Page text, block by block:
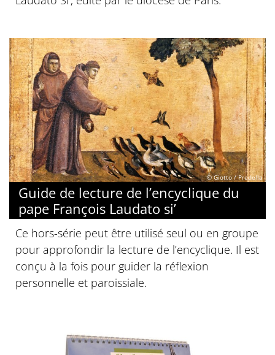
© Giotto / Predella
Guide de lecture de l’encyclique du
pape François Laudato si’
Ce hors-série peut être utilisé seul ou en groupe
pour approfondir la lecture de l’encyclique. Il est
conçu à la fois pour guider la réflexion
personnelle et paroissiale.